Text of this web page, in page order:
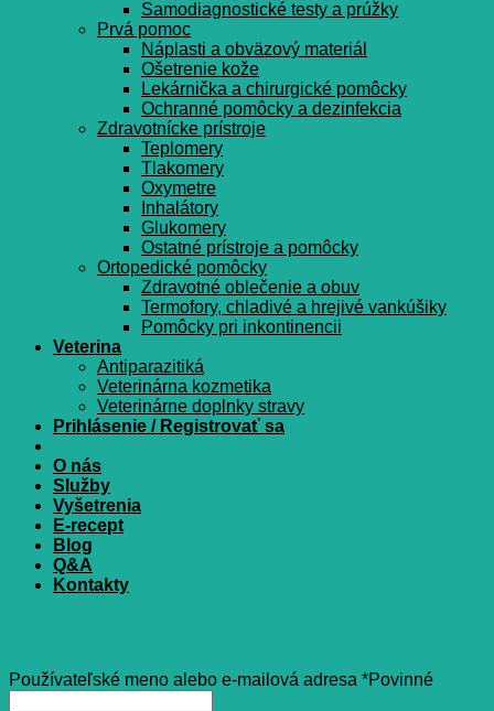
Samodiagnostické testy a prúžky
Prvá pomoc
Náplasti a obväzový materiál
Ošetrenie kože
Lekárnička a chirurgické pomôcky
Ochranné pomôcky a dezinfekcia
Zdravotnícke prístroje
Teplomery
Tlakomery
Oxymetre
Inhalátory
Glukomery
Ostatné prístroje a pomôcky
Ortopedické pomôcky
Zdravotné oblečenie a obuv
Termofory, chladivé a hrejivé vankúšiky
Pomôcky pri inkontinencii
Veterina
Antiparazitiká
Veterinárna kozmetika
Veterinárne doplnky stravy
Prihlásenie / Registrovať sa
O nás
Služby
Vyšetrenia
E-recept
Blog
Q&A
Kontakty
Používateľské meno alebo e-mailová adresa *Povinné